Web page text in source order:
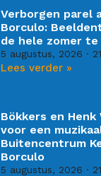
Verborgen parel
Borculo:
de hele zomer te
5 augustus, 2026
Lees verder »
Bökkers en Henk
voor een
Buitencentrum
Borculo
5 augustus, 2026